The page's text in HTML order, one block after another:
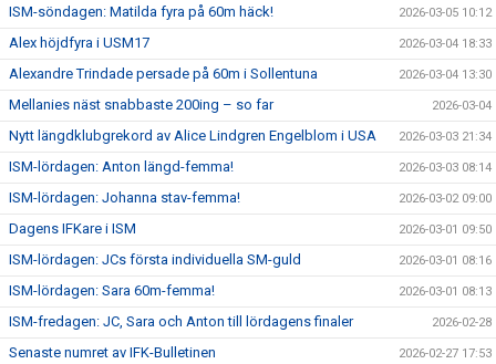
ISM-söndagen: Matilda fyra på 60m häck! 2026-03-05 10:12
Alex höjdfyra i USM17 2026-03-04 18:33
Alexandre Trindade persade på 60m i Sollentuna 2026-03-04 13:30
Mellanies näst snabbaste 200ing – so far 2026-03-04
Nytt längdklubgrekord av Alice Lindgren Engelblom i USA 2026-03-03 21:34
ISM-lördagen: Anton längd-femma! 2026-03-03 08:14
ISM-lördagen: Johanna stav-femma! 2026-03-02 09:00
Dagens IFKare i ISM 2026-03-01 09:50
ISM-lördagen: JCs första individuella SM-guld 2026-03-01 08:16
ISM-lördagen: Sara 60m-femma! 2026-03-01 08:13
ISM-fredagen: JC, Sara och Anton till lördagens finaler 2026-02-28
Senaste numret av IFK-Bulletinen 2026-02-27 17:53